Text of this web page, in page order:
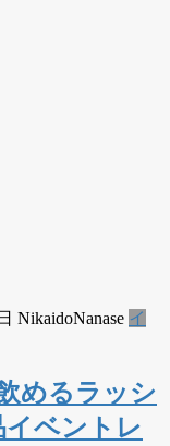
NikaidoNanase イ
めるラッシ
イベントレ